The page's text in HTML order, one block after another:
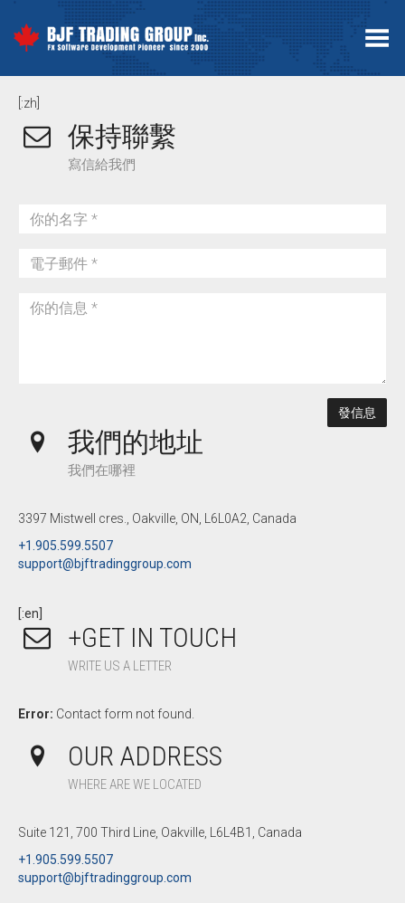
Toggle Menu
[:zh]
保持聯繫
寫信給我們
我們的地址
我們在哪裡
3397 Mistwell cres., Oakville, ON, L6L0A2, Canada
+1.905.599.5507
support@bjftradinggroup.com
[:en]
+GET IN TOUCH
WRITE US A LETTER
Error: Contact form not found.
OUR ADDRESS
WHERE ARE WE LOCATED
Suite 121, 700 Third Line, Oakville, L6L4B1, Canada
+1.905.599.5507
support@bjftradinggroup.com